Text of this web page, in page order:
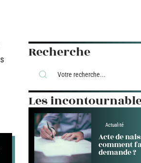
Recherche
Les
Actualité
Acte de
comment
demande ?